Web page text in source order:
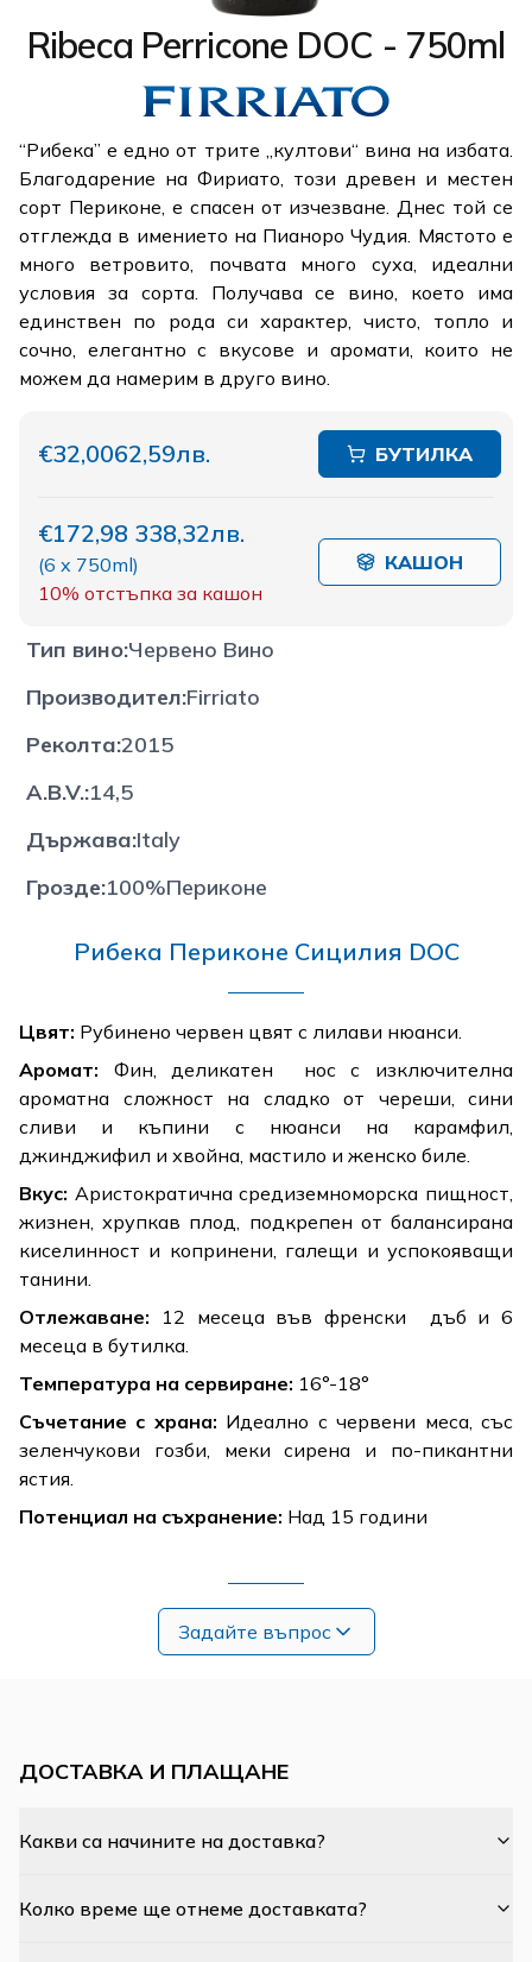
Ribeca Perricone DOC - 750ml
“Рибека” е едно от трите „култови“ вина на избата.
Благодарение на Фириато, този древен и местен
сорт Периконе, е спасен от изчезване. Днес той се
отглежда в имението на Пианоро Чудия. Мястото е
много ветровито, почвата много суха, идеални
условия за сорта. Получава се вино, което има
единствен по рода си характер, чисто, топло и
сочно, елегантно с вкусове и аромати, които не
можем да намерим в друго вино.
€32,0062,59лв. БУТИЛКА
€172,98 338,32лв.
(6 x 750ml)
10% отстъпка за кашон
КАШОН
Тип вино:Червено Вино
Производител:Firriato
Реколта:2015
A.B.V.:14,5
Държава:Italy
Грозде:100%Периконе
Рибека Периконе Сицилия DOC
Цвят: Рубинено червен цвят с лилави нюанси.
Аромат: Фин, деликатен нос с изключителна
ароматна сложност на сладко от череши, сини
сливи и къпини с нюанси на карамфил,
джинджифил и хвойна, мастило и женско биле.
Вкус: Аристократична средиземноморска пищност,
жизнен, хрупкав плод, подкрепен от балансирана
киселинност и копринени, галещи и успокояващи
танини.
Отлежаване: 12 месеца във френски дъб и 6
месеца в бутилка.
Температура на сервиране: 16°-18°
Съчетание с храна: Идеално с червени меса, със
зеленчукови гозби, меки сирена и по-пикантни
ястия.
Потенциал на съхранение: Над 15 години
Задайте въпрос
ДОСТАВКА И ПЛАЩАНЕ
Какви са начините на доставка?
Колко време ще отнеме доставката?